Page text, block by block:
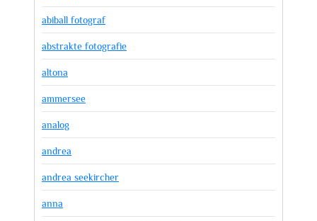
abiball fotograf
abstrakte fotografie
altona
ammersee
analog
andrea
andrea seekircher
anna